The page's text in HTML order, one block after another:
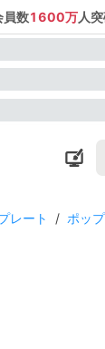
員数1600万人突
レート / ポッ